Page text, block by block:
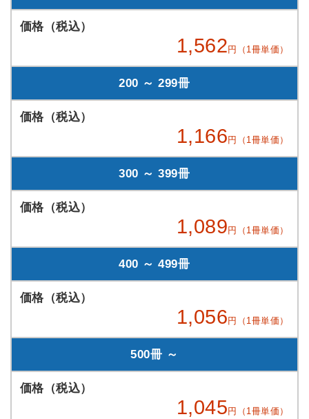
1,562 円（1冊単価）
200 ～ 299冊
1,166 円（1冊単価）
300 ～ 399冊
1,089 円（1冊単価）
400 ～ 499冊
1,056 円（1冊単価）
500冊 ～
1,045 円（1冊単価）